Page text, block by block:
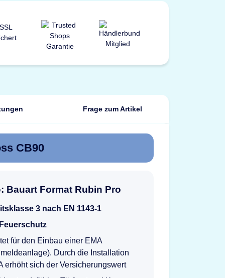
Frage zum Artikel
CB90
Bauart Format Rubin Pro
3 nach EN 1143-1
für den Einbau einer EMA
Durch die Installation
erhöht sich der Versicherungswert